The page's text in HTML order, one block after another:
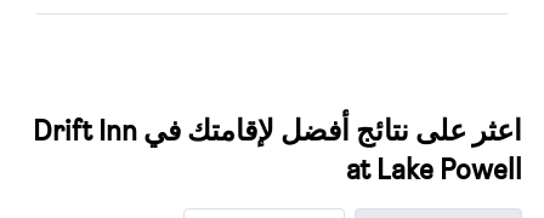
اعثر على نتائج أفضل لإقامتك في Drift Inn
at Lake Powell